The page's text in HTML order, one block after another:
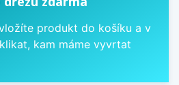
produkt do košíku a v
kam máme vyvrtat